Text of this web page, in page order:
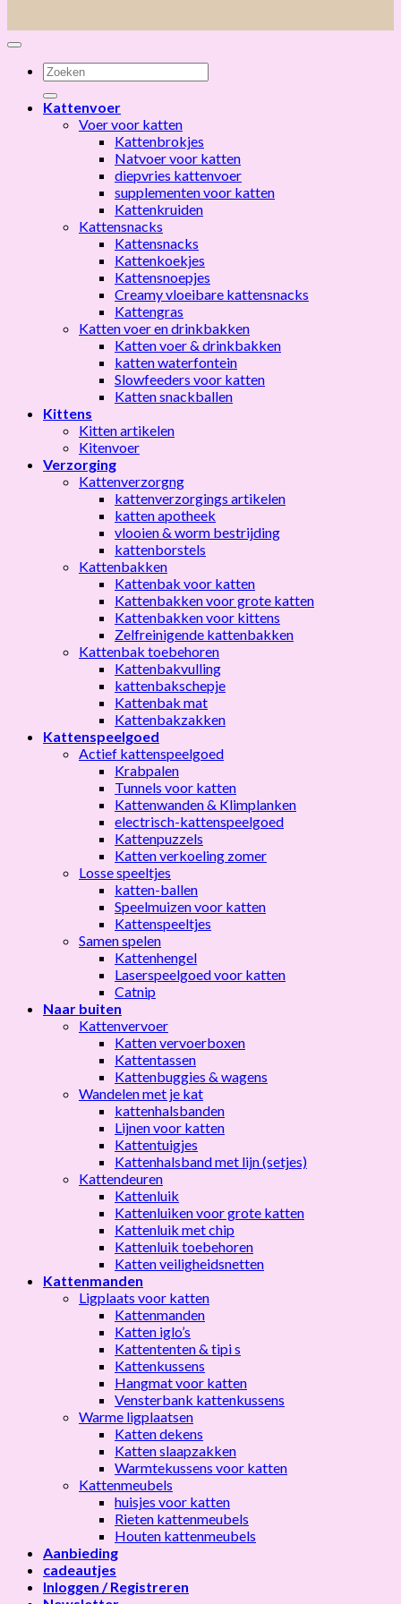
Zoeken
naar:
Kattenvoer
Voer voor katten
Kattenbrokjes
Natvoer voor katten
diepvries kattenvoer
supplementen voor katten
Kattenkruiden
Kattensnacks
Kattensnacks
Kattenkoekjes
Kattensnoepjes
Creamy vloeibare kattensnacks
Kattengras
Katten voer en drinkbakken
Katten voer & drinkbakken
katten waterfontein
Slowfeeders voor katten
Katten snackballen
Kittens
Kitten artikelen
Kitenvoer
Verzorging
Kattenverzorgng
kattenverzorgings artikelen
katten apotheek
vlooien & worm bestrijding
kattenborstels
Kattenbakken
Kattenbak voor katten
Kattenbakken voor grote katten
Kattenbakken voor kittens
Zelfreinigende kattenbakken
Kattenbak toebehoren
Kattenbakvulling
kattenbakschepje
Kattenbak mat
Kattenbakzakken
Kattenspeelgoed
Actief kattenspeelgoed
Krabpalen
Tunnels voor katten
Kattenwanden & Klimplanken
electrisch-kattenspeelgoed
Kattenpuzzels
Katten verkoeling zomer
Losse speeltjes
katten-ballen
Speelmuizen voor katten
Kattenspeeltjes
Samen spelen
Kattenhengel
Laserspeelgoed voor katten
Catnip
Naar buiten
Kattenvervoer
Katten vervoerboxen
Kattentassen
Kattenbuggies & wagens
Wandelen met je kat
kattenhalsbanden
Lijnen voor katten
Kattentuigjes
Kattenhalsband met lijn (setjes)
Kattendeuren
Kattenluik
Kattenluiken voor grote katten
Kattenluik met chip
Kattenluik toebehoren
Katten veiligheidsnetten
Kattenmanden
Ligplaats voor katten
Kattenmanden
Katten iglo’s
Kattententen & tipi s
Kattenkussens
Hangmat voor katten
Vensterbank kattenkussens
Warme ligplaatsen
Katten dekens
Katten slaapzakken
Warmtekussens voor katten
Kattenmeubels
huisjes voor katten
Rieten kattenmeubels
Houten kattenmeubels
Aanbieding
cadeautjes
Inloggen / Registreren